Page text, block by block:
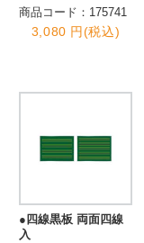
商品コード：175741
3,080 円(税込)
●四線黒板 両面四線
入